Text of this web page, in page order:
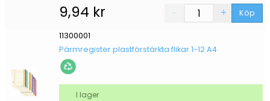
9,94 kr Köp
11300001
Pärmregister plastförstärkta flikar 1-12 A4
I lager